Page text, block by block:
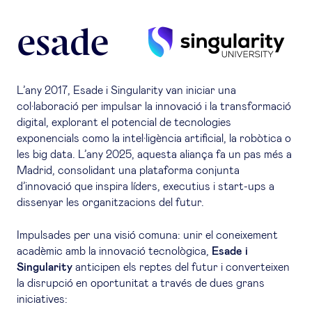
L’any 2017, Esade i Singularity van iniciar una
col·laboració per impulsar la innovació i la transformació
digital, explorant el potencial de tecnologies
exponencials como la intel·ligència artificial, la robòtica o
les big data . L’any 2025, aquesta aliança fa un pas més a
Madrid, consolidant una plataforma conjunta
d’innovació que inspira líders, executius i start-ups a
dissenyar les organitzacions del futur.
Impulsades per una visió comuna: unir el coneixement
acadèmic amb la innovació tecnològica,
Esade i
Singularity anticipen els reptes del futur i converteixen
la disrupció en oportunitat a través de dues grans
iniciatives: